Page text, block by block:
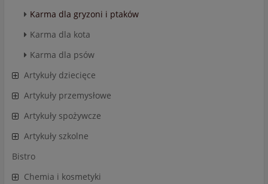
Karma dla gryzoni i ptaków
Karma dla kota
Karma dla psów
Artykuły dziecięce
Artykuły przemysłowe
Artykuły spożywcze
Artykuły szkolne
Bistro
Chemia i kosmetyki